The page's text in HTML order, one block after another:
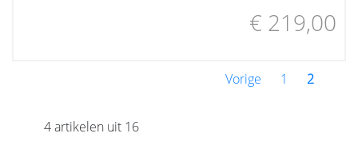
€ 219,00
Vorige 1 2
4 artikelen uit 16